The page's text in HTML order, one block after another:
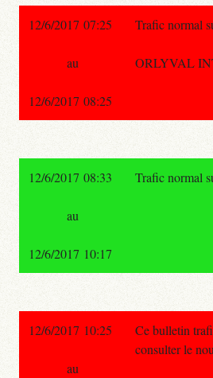
12/6/2017 07:25 Trafic normal
ORLYVAL
au
12/6/2017 08:25
12/6/2017 08:33 Trafic normal
au
12/6/2017 10:17
12/6/2017 10:25
Ce bulletin
consulter le
au